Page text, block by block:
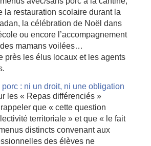
la restauration scolaire durant la
la célébration de Noël dans
ou encore l’accompagnement
mamans voilées…
près les élus locaux et les agents
porc : ni un droit, ni une obligation
les « Repas différenciés »
que « cette question
territoriale » et que « le fait
distincts convenant aux
des élèves ne